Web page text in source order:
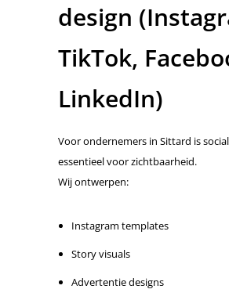
design
TikTok,
LinkedIn)
Voor ondernemers in Sittard is
essentieel voor zichtbaarheid.
Wij ontwerpen:
Instagram templates
Story visuals
Advertentie designs